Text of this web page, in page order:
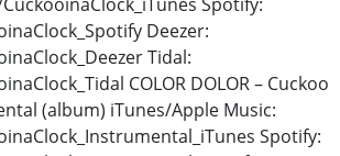
Deezer:
Tidal:
COLOR DOLOR – Cuckoo
(album) iTunes/Apple Music:
Spotify: